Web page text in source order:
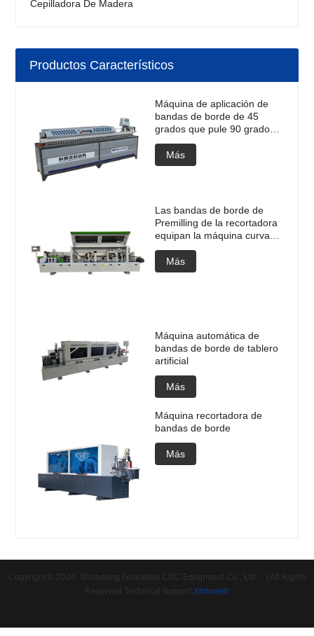
Cepilladora De Madera
Productos Característicos
Máquina de aplicación de
bandas de borde de 45
grados que pule 90 grados
con recortadora de bordes d
Más
Las bandas de borde de
Premilling de la recortadora
equipan la máquina curvada
de la banda de borde
Más
Máquina automática de
bandas de borde de tablero
artificial
Más
Máquina recortadora de
bandas de borde
Más
Copyright © 2024 Shandong Guandiao CNC Equipment Co., Ltd. . | All Rights
Reserved Technical support: Xintuweb